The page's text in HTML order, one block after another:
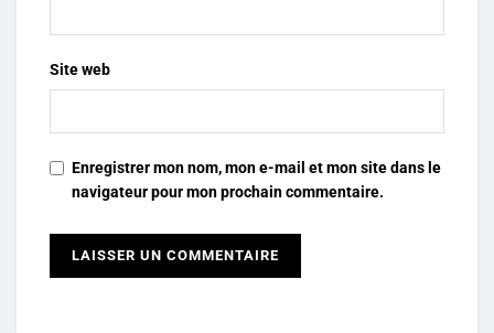
Site web
Enregistrer mon nom, mon e-mail et mon site dans le
navigateur pour mon prochain commentaire.